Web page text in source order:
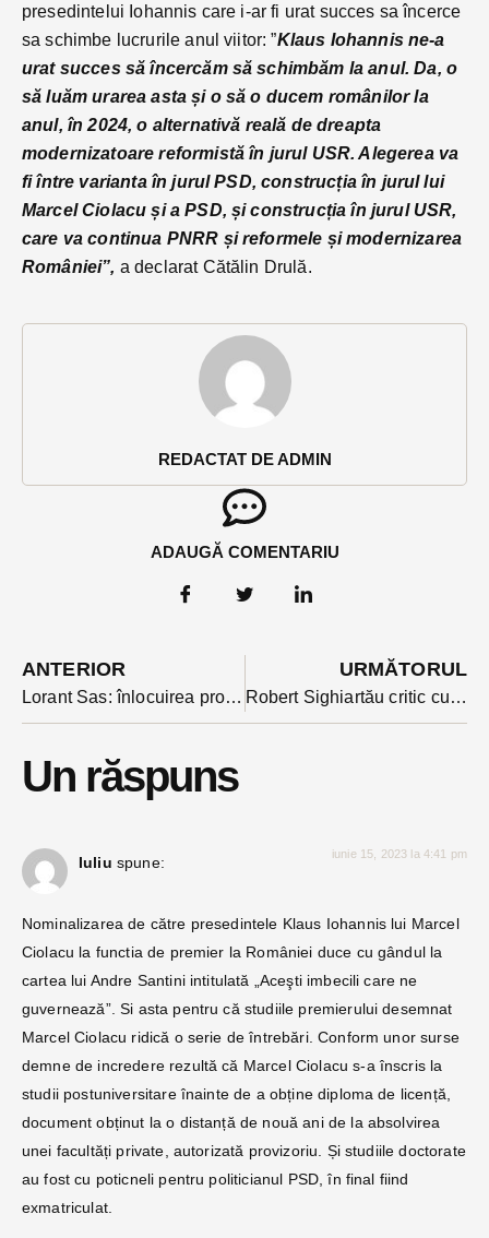
REDACTAT DE ADMIN
ADAUGĂ COMENTARIU
presedintelui Iohannis care i-ar fi urat succes sa încerce
sa schimbe lucrurile anul viitor: ”Klaus Iohannis ne-a
urat succes să încercăm să schimbăm la anul. Da, o
să luăm urarea asta și o să o ducem românilor la
anul, în 2024, o alternativă reală de dreapta
modernizatoare reformistă în jurul USR. Alegerea va
fi între varianta în jurul PSD, construcția în jurul lui
Marcel Ciolacu și a PSD, și construcția în jurul USR,
care va continua PNRR și reformele și modernizarea
României”, a declarat Cătălin Drulă.
ANTERIOR
Lorant Sas: înlocuirea probelor orale la BAC și eliminarea evaluării la clasa a VI-a- submineaza fundamentul evaluării
URMĂTORUL
Robert Sighiartău critic cu Ciucă la ședința liberalilor în care s-au votat noii miniștri: ”deciziile în partid se iau numai în grupul restrâns”
Un răspuns
Iuliu spune: iunie 15, 2023 la 4:41 pm
Nominalizarea de către presedintele Klaus Iohannis lui Marcel
Ciolacu la functia de premier la României duce cu gândul la
cartea lui Andre Santini intitulată „Aceşti imbecili care ne
guvernează”. Si asta pentru că studiile premierului desemnat
Marcel Ciolacu ridică o serie de întrebări. Conform unor surse
demne de incredere rezultă că Marcel Ciolacu s-a înscris la
studii postuniversitare înainte de a obține diploma de licență,
document obținut la o distanță de nouă ani de la absolvirea
unei facultăți private, autorizată provizoriu. Și studiile doctorate
au fost cu poticneli pentru politicianul PSD, în final fiind
exmatriculat.